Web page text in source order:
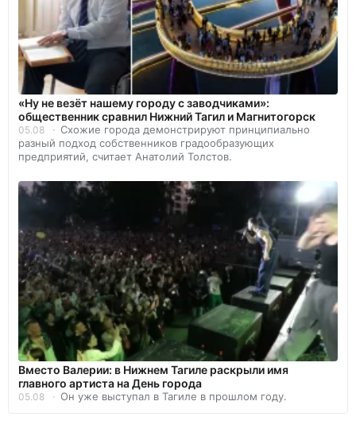
«Ну не везёт нашему городу с заводчиками»:
общественник сравнил Нижний Тагил и Магнитогорск
05.08
Схожие города демонстрируют принципиально
разный подход собственников градообразующих
предприятий, считает Анатолий Толстов.
Вместо Валерии: в Нижнем Тагиле раскрыли имя
главного артиста на День города
05.08 Он уже выступал в Тагиле в прошлом году.